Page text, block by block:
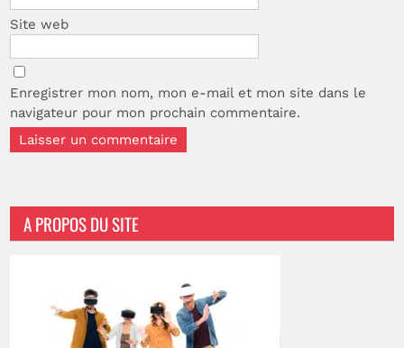
Site web
Enregistrer mon nom, mon e-mail et mon site dans le
navigateur pour mon prochain commentaire.
A PROPOS DU SITE